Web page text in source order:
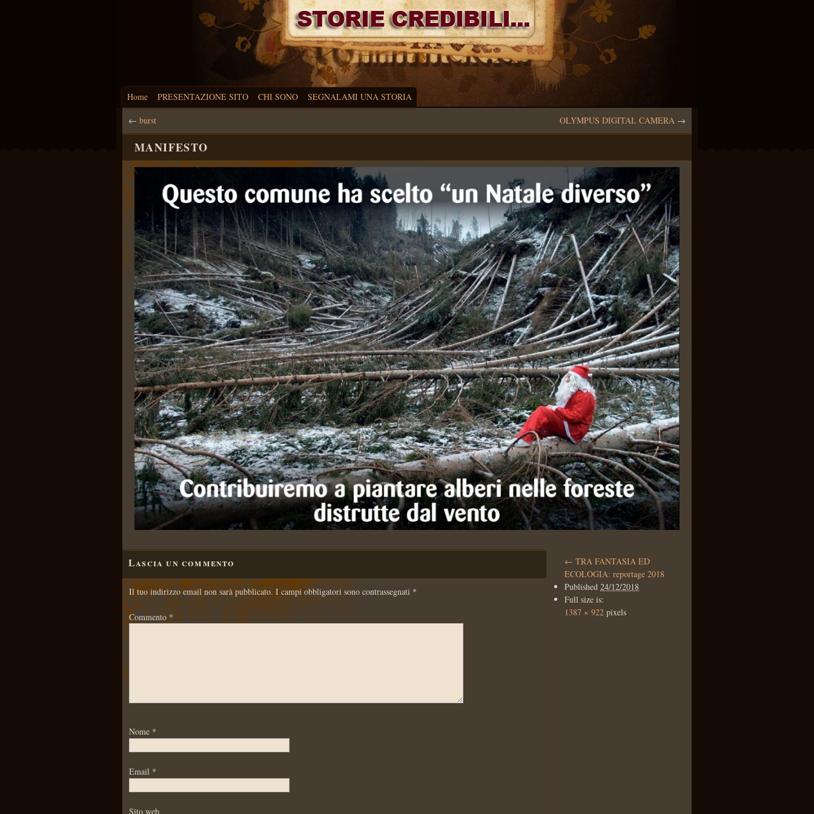
Home PRESENTAZIONE SITO CHI SONO SEGNALAMI UNA STORIA
← burst OLYMPUS DIGITAL CAMERA →
MANIFESTO
Lascia un commento
Il tuo indirizzo email non sarà pubblicato. I campi obbligatori sono contrassegnati *
Commento *
Nome *
Email *
Sito web
← TRA FANTASIA ED
ECOLOGIA: reportage 2018
Published 24/12/2018
Full size is:
1387 × 922 pixels